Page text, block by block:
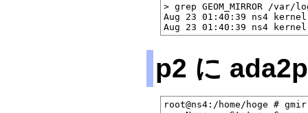
> grep GEOM_MIRROR /var/
Aug 23 01:40:39 ns4
p2 に
root@ns4:/home/hoge #